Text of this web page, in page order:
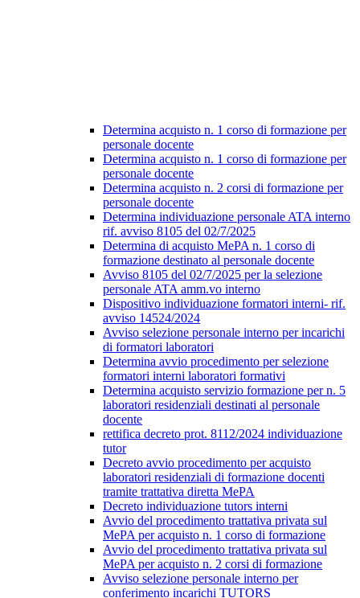
Determina acquisto n. 1 corso di formazione per
personale docente
Determina acquisto n. 1 corso di formazione per
personale docente
Determina acquisto n. 2 corsi di formazione per
personale docente
Determina individuazione personale ATA interno
rif. avviso 8105 del 02/7/2025
Determina di acquisto MePA n. 1 corso di
formazione destinato al personale docente
Avviso 8105 del 02/7/2025 per la selezione
personale ATA amm.vo interno
Dispositivo individuazione formatori interni- rif.
avviso 14524/2024
Avviso selezione personale interno per incarichi
di formatori laboratori
Determina avvio procedimento per selezione
formatori interni laboratori formativi
Determina acquisto servizio formazione per n. 5
laboratori residenziali destinati al personale
docente
rettifica decreto prot. 8112/2024 individuazione
tutor
Decreto avvio procedimento per acquisto
laboratori residenziali di formazione docenti
tramite trattativa diretta MePA
Decreto individuazione tutors interni
Avvio del procedimento trattativa privata sul
MePA per acquisto n. 1 corso di formazione
Avvio del procedimento trattativa privata sul
MePA per acquisto n. 2 corsi di formazione
Avviso selezione personale interno per
conferimento incarichi TUTORS